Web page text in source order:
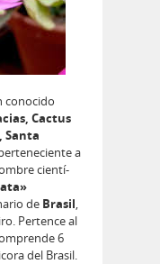
conocido
Cactus
Santa
a
cientí­
de Brasil,
Pertence al
6
del Brasil.